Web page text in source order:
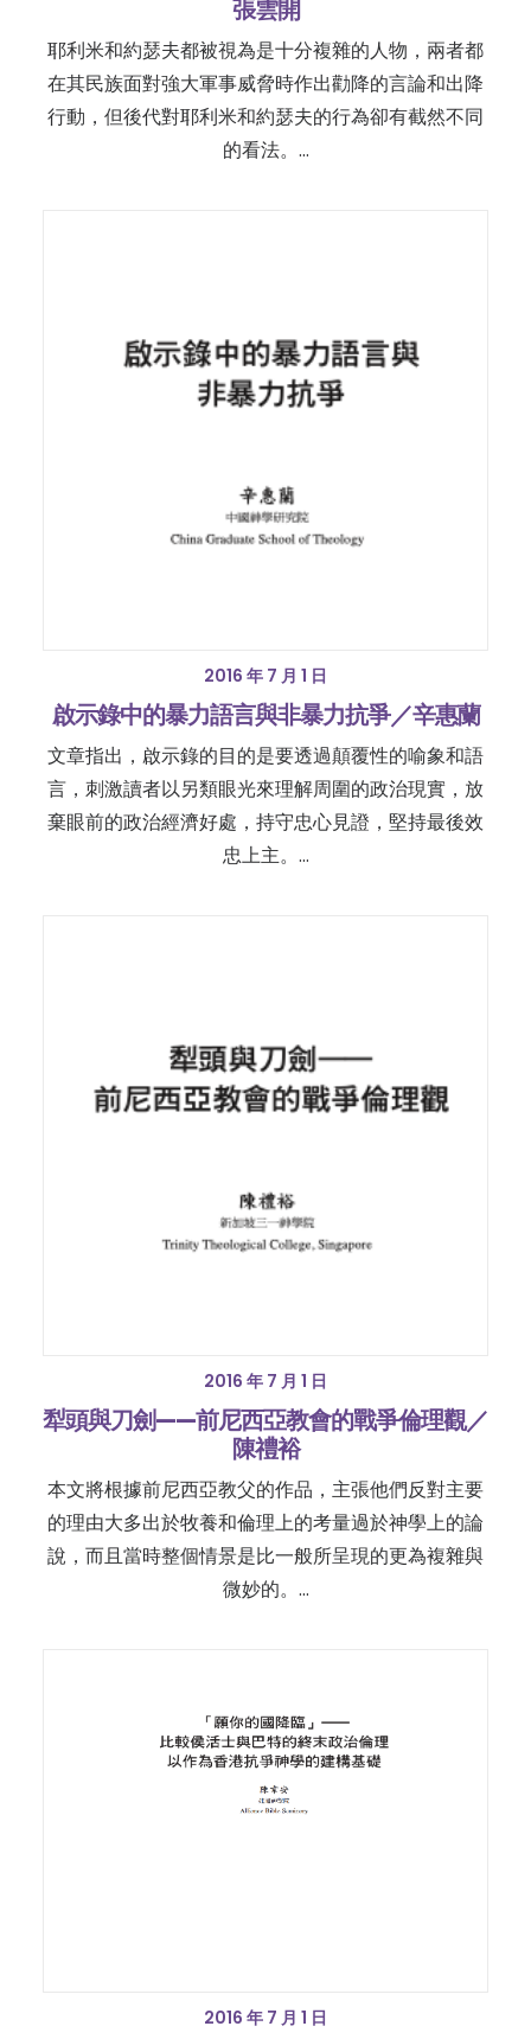
張雲開
耶利米和約瑟夫都被視為是十分複雜的人物，兩者都
在其民族面對強大軍事威脅時作出勸降的言論和出降
行動，但後代對耶利米和約瑟夫的行為卻有截然不同
的看法。…
2016 年 7 月 1 日
啟示錄中的暴力語言與非暴力抗爭／辛惠蘭
文章指出，啟示錄的目的是要透過顛覆性的喻象和語
言，刺激讀者以另類眼光來理解周圍的政治現實，放
棄眼前的政治經濟好處，持守忠心見證，堅持最後效
忠上主。…
2016 年 7 月 1 日
犁頭與刀劍——前尼西亞教會的戰爭倫理觀／
陳禮裕
本文將根據前尼西亞教父的作品，主張他們反對主要
的理由大多出於牧養和倫理上的考量過於神學上的論
說，而且當時整個情景是比一般所呈現的更為複雜與
微妙的。…
2016 年 7 月 1 日